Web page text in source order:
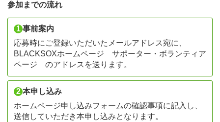
参加までの流れ
1 事前案内
応募時にご登録いただいたメールアドレス宛に、
BLACKSOXホームページ サポーター・ボランティア
ページ のアドレスを送ります。
2 本申し込み
ホームページ申し込みフォームの確認事項に記入し、
送信していただき本申し込みとなります。